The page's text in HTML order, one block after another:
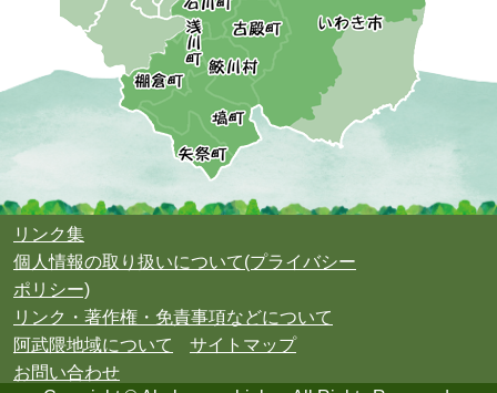
リンク集
個人情報の取り扱いについて(プライバシー
ポリシー)
リンク・著作権・免責事項などについて
阿武隈地域について
サイトマップ
お問い合わせ